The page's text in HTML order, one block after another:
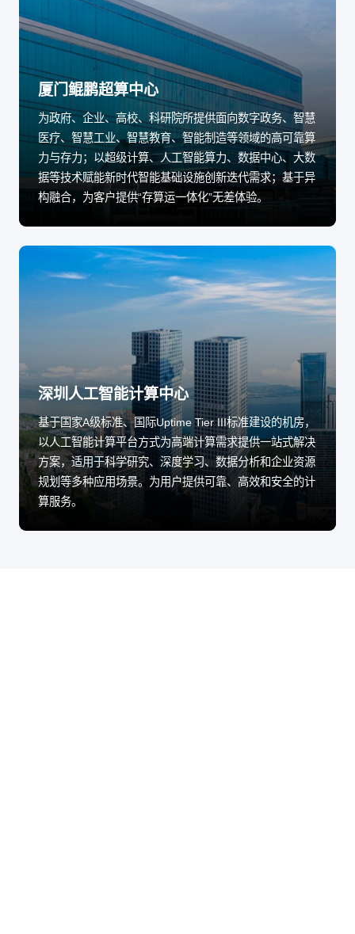
厦门鲲鹏超算中心
为政府、企业、高校、科研院所提供面向数字政务、智慧
医疗、智慧工业、智慧教育、智能制造等领域的高可靠算
力与存力；以超级计算、人工智能算力、数据中心、大数
据等技术赋能新时代智能基础设施创新迭代需求；基于异
构融合，为客户提供“存算运一体化”无差体验。
深圳人工智能计算中心
基于国家A级标准、国际Uptime Tier III标准建设的机房，
以人工智能计算平台方式为高端计算需求提供一站式解决
方案，适用于科学研究、深度学习、数据分析和企业资源
规划等多种应用场景。为用户提供可靠、高效和安全的计
算服务。